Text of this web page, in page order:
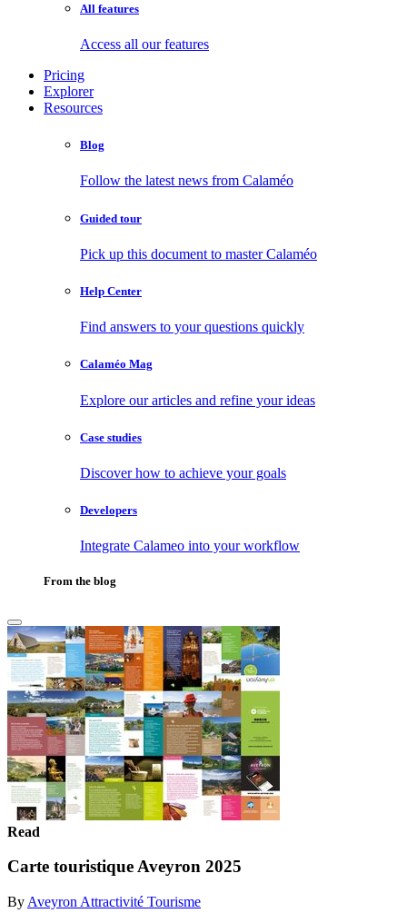
All features
Access all our features
Pricing
Explorer
Resources
Blog
Follow the latest news from Calaméo
Guided tour
Pick up this document to master Calaméo
Help Center
Find answers to your questions quickly
Calaméo Mag
Explore our articles and refine your ideas
Case studies
Discover how to achieve your goals
Developers
Integrate Calameo into your workflow
From the blog
Read
Carte touristique Aveyron 2025
By Aveyron Attractivité Tourisme